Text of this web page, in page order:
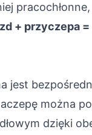
+ przyczepa =
jest
można
dzięki